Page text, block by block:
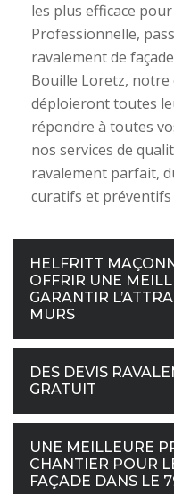
les plus efficace
Professionnelle,
ravalement de
Bouille Loretz, notre
déploieront toutes
répondre à toutes
nos services de
ravalement parfait,
curatifs et préventifs
HELFRITT
OFFRIR UNE
GARANTIR
MURS
DES DEVIS
GRATUIT
UNE MEILLEURE
CHANTIER POUR
FAÇADE DANS LE